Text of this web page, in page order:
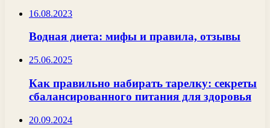
16.08.2023
Водная диета: мифы и правила, отзывы
25.06.2025
Как правильно набирать тарелку: секреты
сбалансированного питания для здоровья
20.09.2024